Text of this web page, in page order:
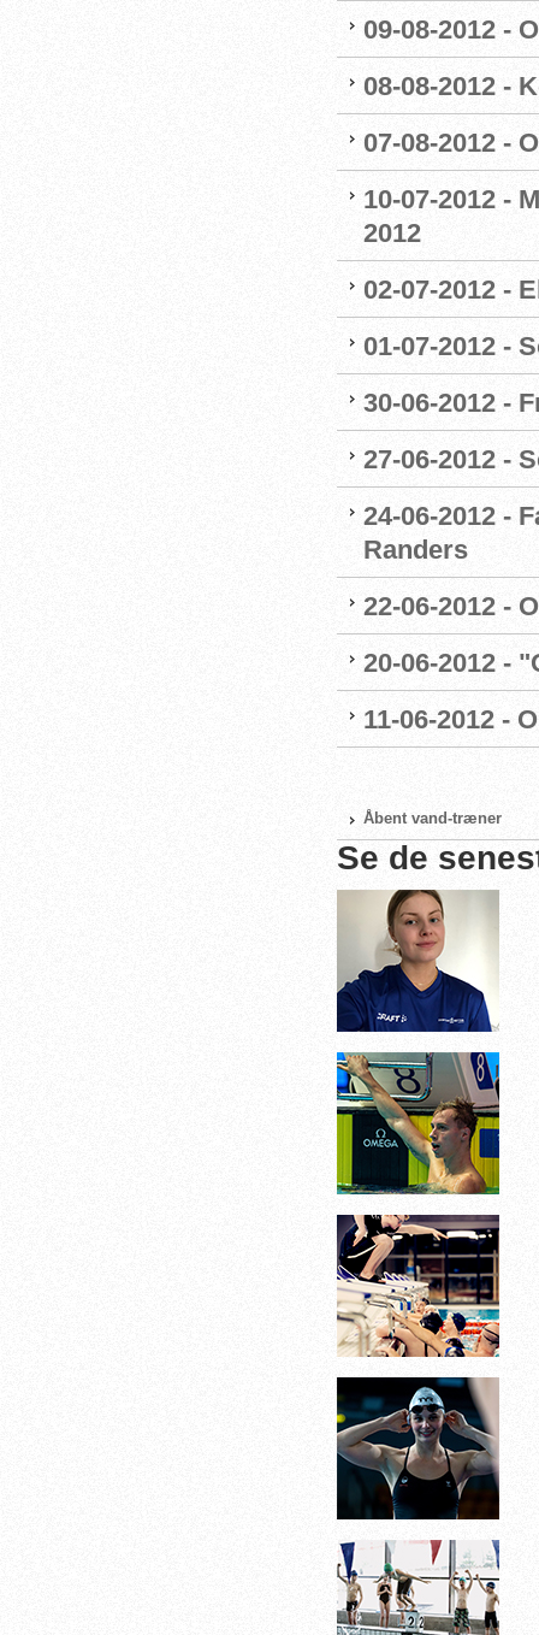
09-08-2012 -
08-08-2012 -
07-08-2012 -
10-07-2012 -
2012
02-07-2012 -
01-07-2012 -
30-06-2012 -
27-06-2012 -
24-06-2012 -
Randers
22-06-2012 -
20-06-2012 -
11-06-2012 -
Åbent vand-træner
Se de